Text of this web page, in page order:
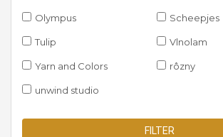
Olympus Scheepjes
Tulip Vlnolam
Yarn and Colors rôzny
unwind studio
FILTER